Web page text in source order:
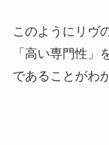
このようにリヴ
「高い専門性」
であることがわ